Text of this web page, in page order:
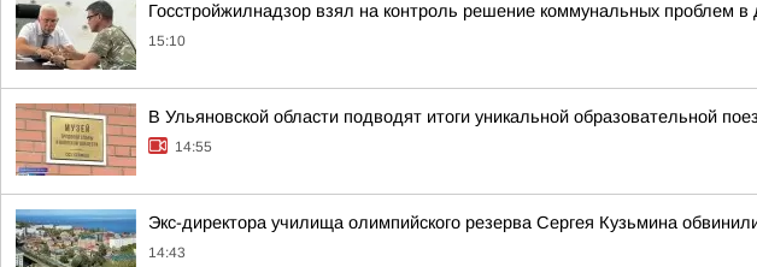
Госстройжилнадзор взял на контроль решение коммунальных проблем в
15:10
В Ульяновской области подводят итоги уникальной образовательной
14:55
Экс-директора училища олимпийского резерва Сергея Кузьмина
14:43